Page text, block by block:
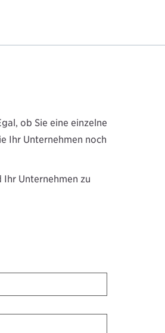
ob Sie eine einzelne
Ihr Unternehmen noch
Unternehmen zu